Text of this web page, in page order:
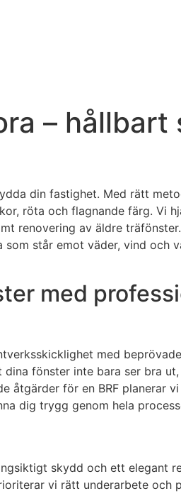
–
din fastighet. Med rätt
röta och flagnande färg. Vi
renovering av äldre
står emot väder, vind
med
med
fönster inte bara ser bra
åtgärder för en BRF
dig trygg genom hela
skydd och ett elegant
vi rätt underarbete